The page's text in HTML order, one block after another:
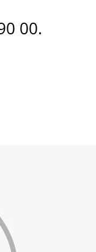
00.